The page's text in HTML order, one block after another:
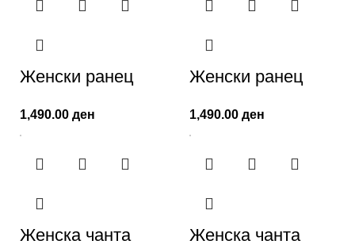
Женски ранец
1,490.00 ден
Женски ранец
1,490.00 ден
Женскa чанта Женска чанта